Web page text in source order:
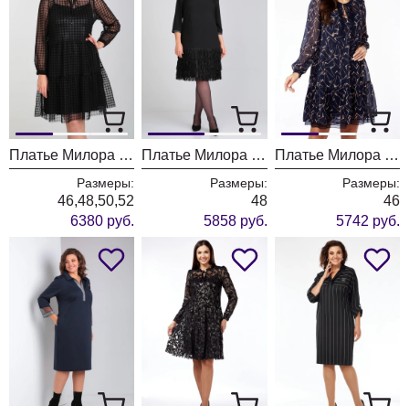
Платье Милора Стиль 1137 чёрная гусьлапка
Размеры:
46,48,50,52
6380 руб.
Платье Милора Стиль 1174 чёрное
Размеры:
48
5858 руб.
Платье Милора Стиль 10354 синее в штрихи
Размеры:
46
5742 руб.